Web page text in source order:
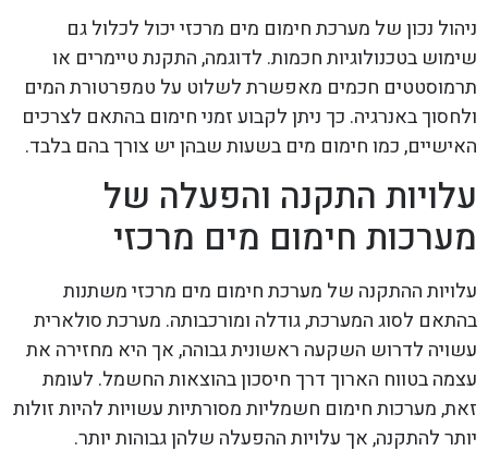
ניהול נכון של מערכת חימום מים מרכזי יכול לכלול גם
שימוש בטכנולוגיות חכמות. לדוגמה, התקנת טיימרים או
תרמוסטטים חכמים מאפשרת לשלוט על טמפרטורת המים
ולחסוך באנרגיה. כך ניתן לקבוע זמני חימום בהתאם לצרכים
האישיים, כמו חימום מים בשעות שבהן יש צורך בהם בלבד.
עלויות התקנה והפעלה של
מערכות חימום מים מרכזי
עלויות ההתקנה של מערכת חימום מים מרכזי משתנות
בהתאם לסוג המערכת, גודלה ומורכבותה. מערכת סולארית
עשויה לדרוש השקעה ראשונית גבוהה, אך היא מחזירה את
עצמה בטווח הארוך דרך חיסכון בהוצאות החשמל. לעומת
זאת, מערכות חימום חשמליות מסורתיות עשויות להיות זולות
יותר להתקנה, אך עלויות ההפעלה שלהן גבוהות יותר.